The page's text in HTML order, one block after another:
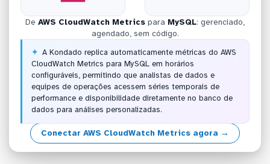
De AWS CloudWatch Metrics para MySQL: gerenciado,
agendado, sem código.
A Kondado replica automaticamente métricas do AWS
CloudWatch Metrics para MySQL em horários
configuráveis, permitindo que analistas de dados e
equipes de operações acessem séries temporais de
performance e disponibilidade diretamente no banco de
dados para análises personalizadas.
Conectar AWS CloudWatch Metrics agora →